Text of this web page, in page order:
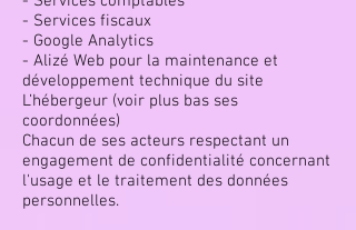
- Services fiscaux
- Google Analytics
- Alizé Web pour la maintenance et
développement technique du site
L’hébergeur (voir plus bas ses
coordonnées)
Chacun de ses acteurs respectant un
engagement de confidentialité concernant
l'usage et le traitement des données
personnelles.